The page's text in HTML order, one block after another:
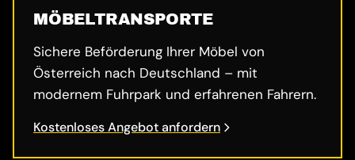
MÖBELTRANSPORTE
Sichere Beförderung Ihrer Möbel von
Österreich nach Deutschland – mit
modernem Fuhrpark und erfahrenen Fahrern.
Kostenloses Angebot anfordern